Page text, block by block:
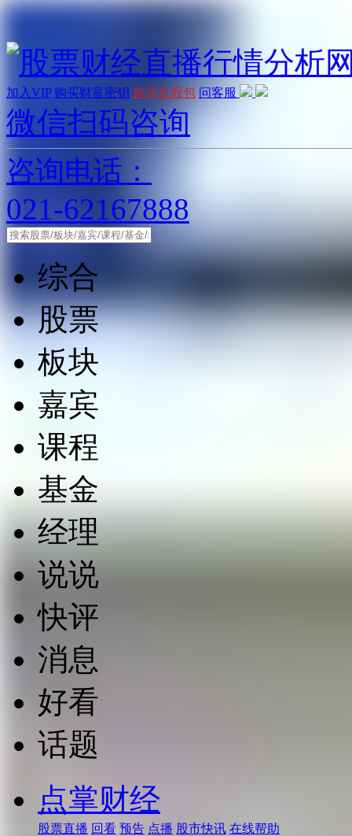
加入VIP 购买财富密钥 购买金股包 问客服
微信扫码咨询
咨询电话：
021-62167888
综合
股票
板块
嘉宾
课程
基金
经理
说说
快评
消息
好看
话题
点掌财经
股票直播 回看 预告 点播 股市快讯 在线帮助